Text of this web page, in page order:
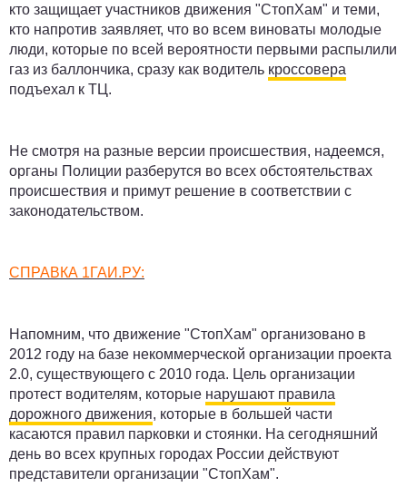
кто защищает участников движения "СтопХам" и теми,
кто напротив заявляет, что во всем виноваты молодые
люди, которые по всей вероятности первыми распылили
газ из баллончика, сразу как водитель кроссовера
подъехал к ТЦ.
Не смотря на разные версии происшествия, надеемся,
органы Полиции разберутся во всех обстоятельствах
происшествия и примут решение в соответствии с
законодательством.
СПРАВКА 1ГАИ.РУ:
Напомним, что движение "СтопХам" организовано в
2012 году на базе некоммерческой организации проекта
2.0, существующего с 2010 года. Цель организации
протест водителям, которые нарушают правила
дорожного движения, которые в большей части
касаются правил парковки и стоянки. На сегодняшний
день во всех крупных городах России действуют
представители организации "СтопХам".